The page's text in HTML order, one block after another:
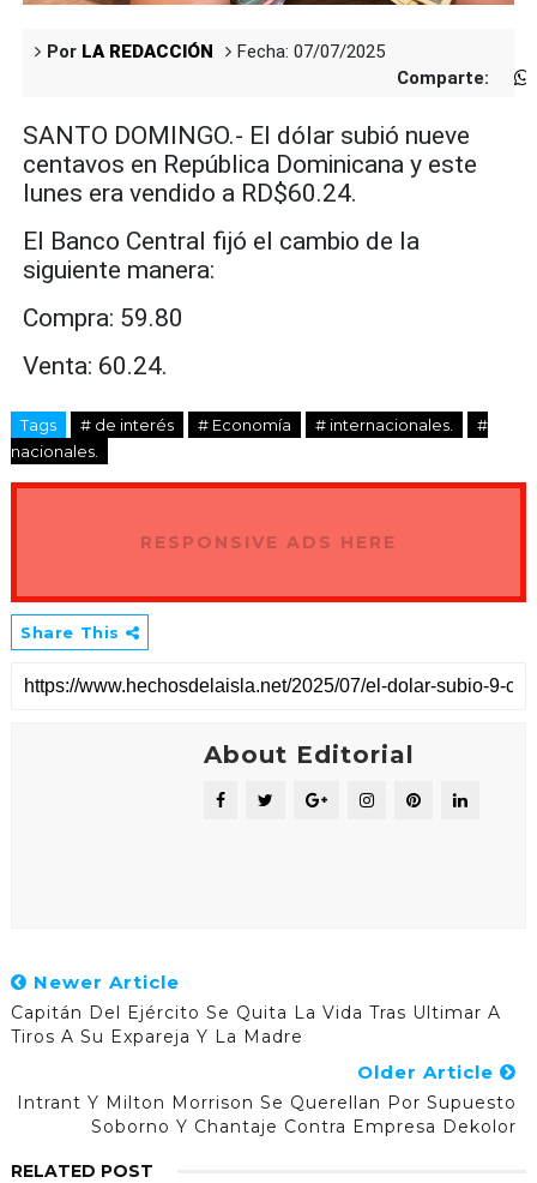
Por LA REDACCIÓN
Fecha: 07/07/2025
Comparte:
SANTO DOMINGO.- El dólar subió nueve
centavos en República Dominicana y este
lunes era vendido a RD$60.24.
El Banco Central fijó el cambio de la
siguiente manera:
Compra: 59.80
Venta: 60.24.
Tags # de interés # Economía # internacionales.
#
nacionales.
RESPONSIVE ADS HERE
Share This
About Editorial
Newer Article
Capitán Del Ejército Se Quita La Vida Tras Ultimar A
Tiros A Su Expareja Y La Madre
Older Article
Intrant Y Milton Morrison Se Querellan Por Supuesto
Soborno Y Chantaje Contra Empresa Dekolor
RELATED POST